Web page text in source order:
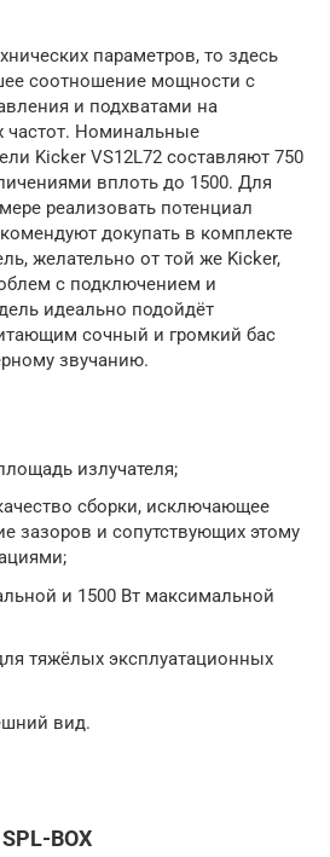
параметров, то здесь
соотношение мощности с
и подхватами на
частот. Номинальные
Kicker VS12L72 составляют 750
вплоть до 1500. Для
реализовать потенциал
докупать в комплекте
желательно от той же Kicker,
с подключением и
идеально подойдёт
сочный и громкий бас
звучанию.
излучателя;
сборки, исключающее
зазоров и сопутствующих этому
и 1500 Вт максимальной
тяжёлых эксплуатационных
вид.
BOX